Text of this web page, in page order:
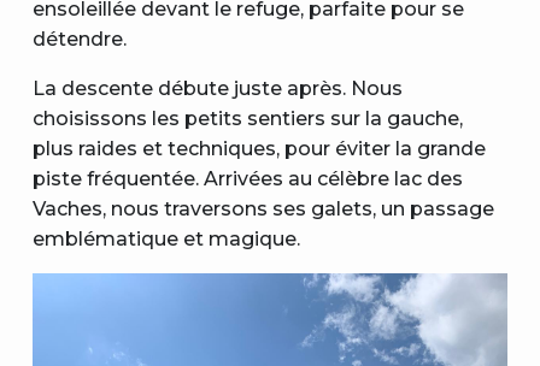
ensoleillée devant le refuge, parfaite pour se
détendre.
La descente débute juste après. Nous
choisissons les petits sentiers sur la gauche,
plus raides et techniques, pour éviter la grande
piste fréquentée. Arrivées au célèbre lac des
Vaches, nous traversons ses galets, un passage
emblématique et magique.